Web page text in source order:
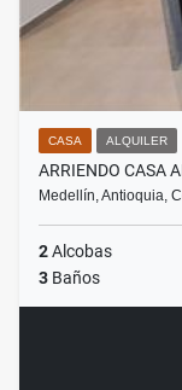
CASA ALQUILER
ARRIENDO CASA
Medellín, Antioquia,
2Alcobas
3 Baños